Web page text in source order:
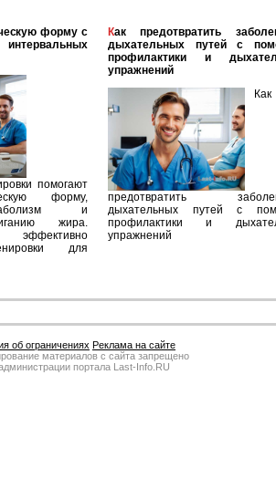
помогают
форму,
и
жира.
для
Как предотвратить заболевания
дыхательных путей с
профилактики и
упражнений
Как
предотвратить
дыхательных путей с
профилактики и
упражнений
об ограничениях Реклама на сайте
материалов с сайта запрещено
портала Last-Info.RU